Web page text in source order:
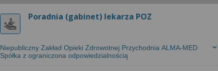
Poradnia (gabinet) lekarza POZ
Niepubliczny Zakład Opieki Zdrowotnej Przychodnia ALMA-MED
Spółka z ograniczona odpowiedzialnością